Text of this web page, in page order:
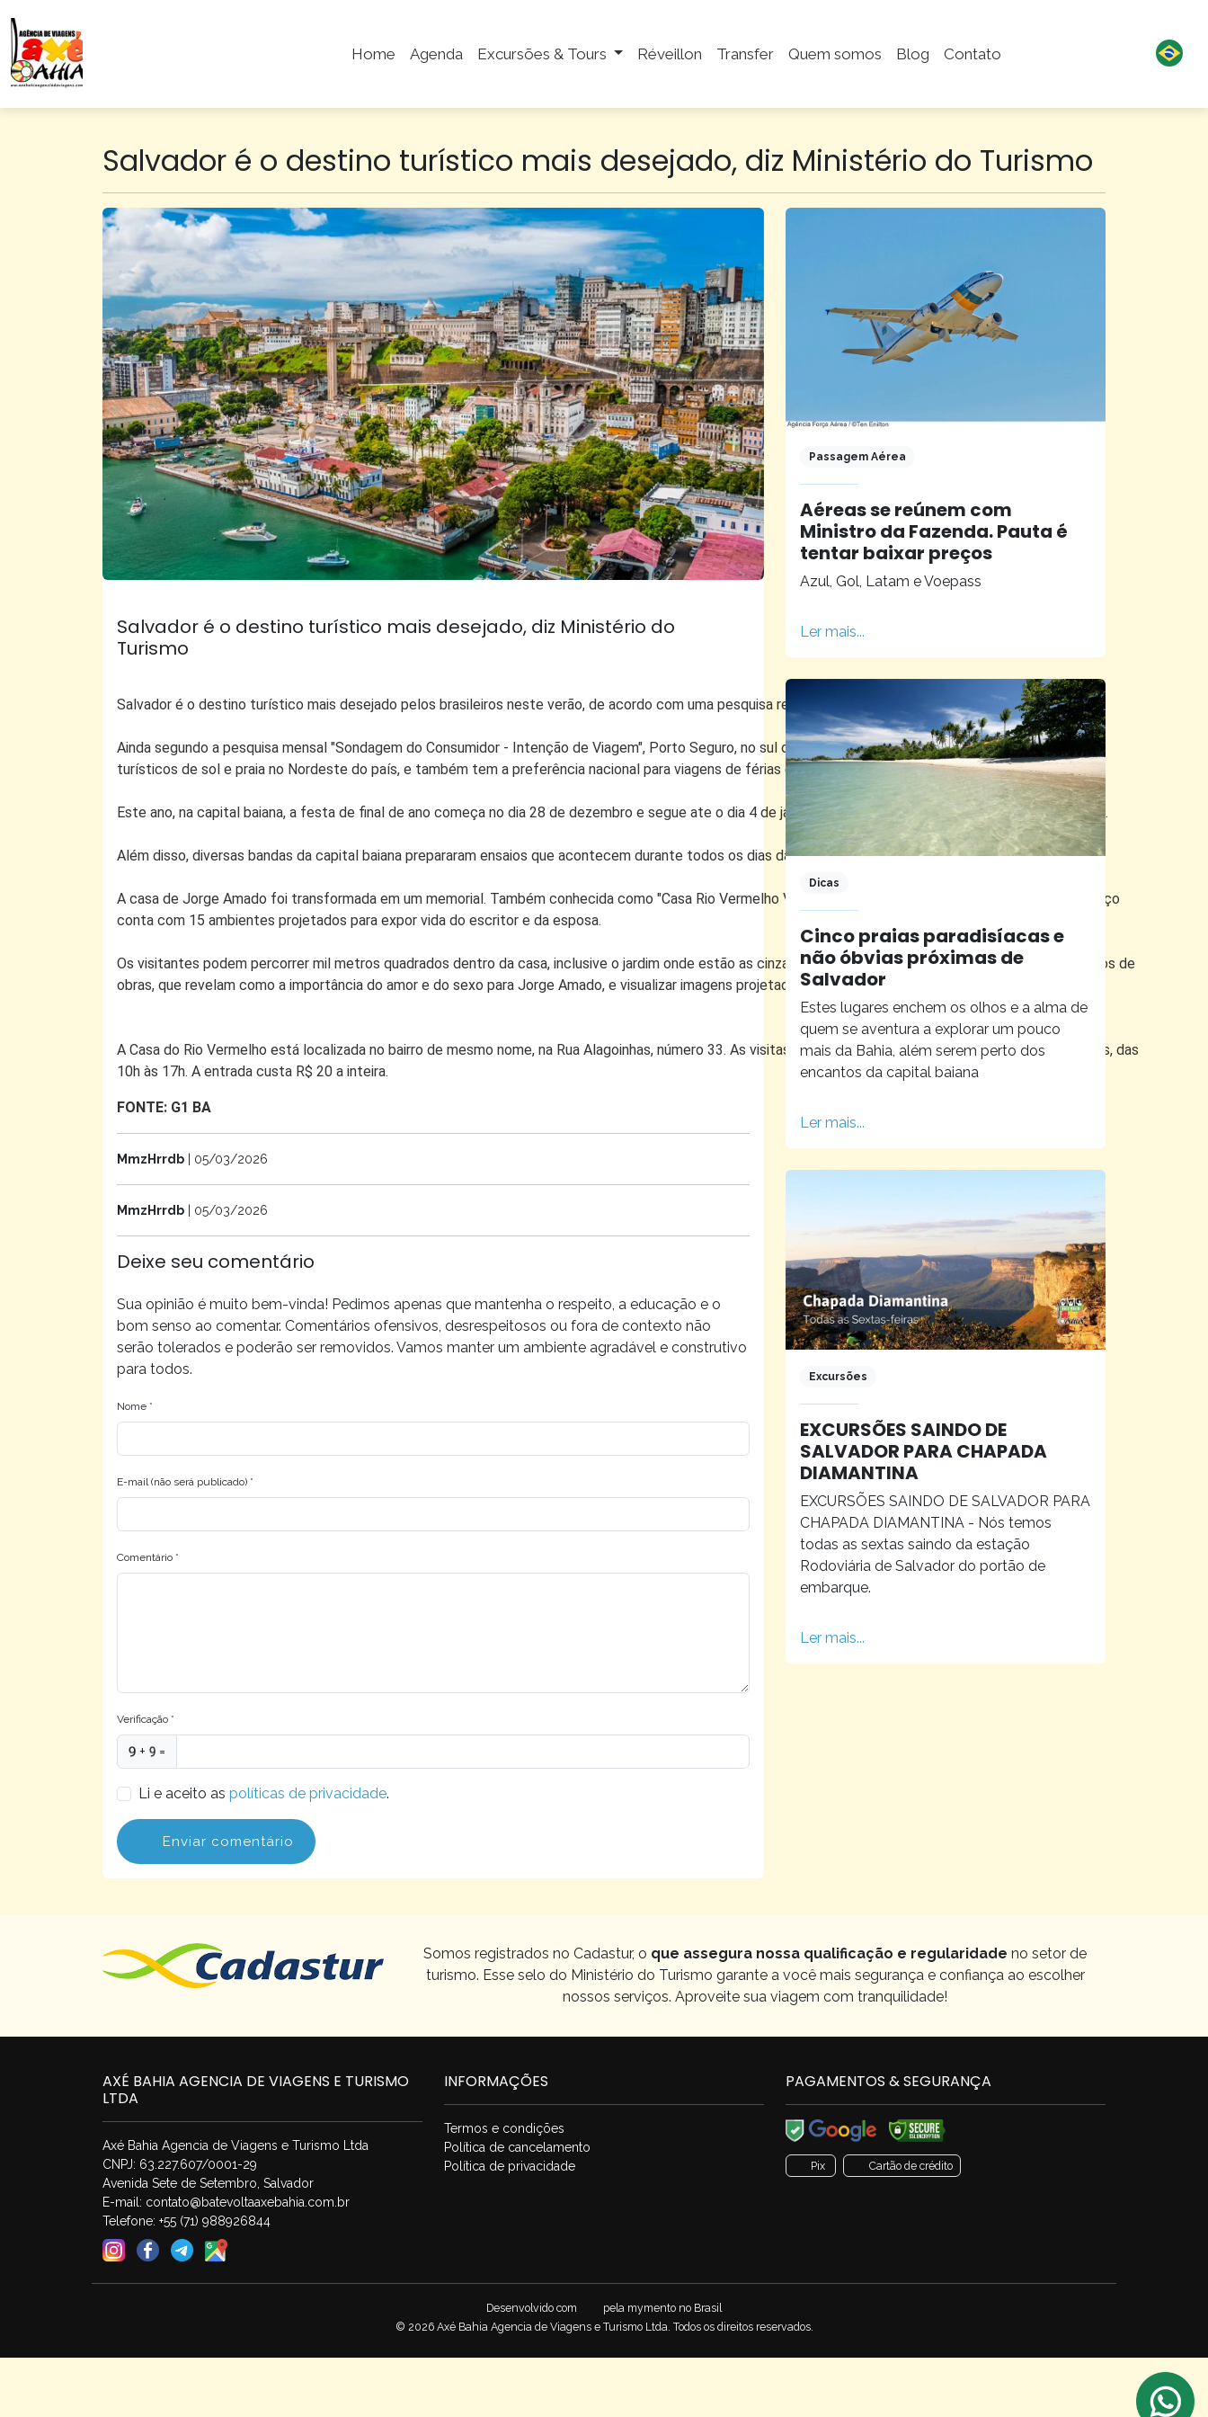
Home Agenda Excursões & Tours Réveillon Transfer Quem somos Blog Contato
Salvador é o destino turístico mais desejado, diz Ministério do Turismo
Salvador é o destino turístico mais desejado, diz Ministério do
Turismo
Salvador é o destino turístico mais desejado pelos brasileiros neste verão, de acordo com uma pesquisa realizada pelo Ministério do Turismo.
Ainda segundo a pesquisa mensal "Sondagem do Consumidor - Intenção de Viagem", Porto Seguro, no sul da Bahia, também está entre os principais destinos
turísticos de sol e praia no Nordeste do país, e também tem a preferência nacional para viagens de férias e final de ano.
Este ano, na capital baiana, a festa de final de ano começa no dia 28 de dezembro e segue ate o dia 4 de janeiro de 2015. Clique aqui e confira a programação.
Além disso, diversas bandas da capital baiana prepararam ensaios que acontecem durante todos os dias da semana em Salvador.
A casa de Jorge Amado foi transformada em um memorial. Também conhecida como "Casa Rio Vermelho Vida e Obra de Jorge Amado e Zélia Gattai", o espaço
conta com 15 ambientes projetados para expor vida do escritor e da esposa.
Os visitantes podem percorrer mil metros quadrados dentro da casa, inclusive o jardim onde estão as cinzas do casal. Podem ainda ,ouvir narrações de trechos de
obras, que revelam como a importância do amor e do sexo para Jorge Amado, e visualizar imagens projetadas nas paredes e na cama do casal.
A Casa do Rio Vermelho está localizada no bairro de mesmo nome, na Rua Alagoinhas, número 33. As visitas podem ser feitas nas sextas, sábados e domingos, das
10h às 17h. A entrada custa R$ 20 a inteira.
FONTE: G1 BA
MmzHrrdb | 05/03/2026
MmzHrrdb | 05/03/2026
Deixe seu comentário
Sua opinião é muito bem-vinda! Pedimos apenas que mantenha o respeito, a educação e o
bom senso ao comentar. Comentários ofensivos, desrespeitosos ou fora de contexto não
serão tolerados e poderão ser removidos. Vamos manter um ambiente agradável e construtivo
para todos.
Nome *
E-mail (não será publicado) *
Comentário *
Verificação *
+ =
Li e aceito as políticas de privacidade.
Enviar comentário
Passagem Aérea
Aéreas se reúnem com
Ministro da Fazenda. Pauta é
tentar baixar preços
Azul, Gol, Latam e Voepass
Ler mais...
Dicas
Cinco praias paradisíacas e
não óbvias próximas de
Salvador
Estes lugares enchem os olhos e a alma de
quem se aventura a explorar um pouco
mais da Bahia, além serem perto dos
encantos da capital baiana
Ler mais...
Excursões
EXCURSÕES SAINDO DE
SALVADOR PARA CHAPADA
DIAMANTINA
EXCURSÕES SAINDO DE SALVADOR PARA
CHAPADA DIAMANTINA - Nós temos
todas as sextas saindo da estação
Rodoviária de Salvador do portão de
embarque.
Ler mais...
Somos registrados no Cadastur, o que assegura nossa qualificação e regularidade no setor de
turismo. Esse selo do Ministério do Turismo garante a você mais segurança e confiança ao escolher
nossos serviços. Aproveite sua viagem com tranquilidade!
AXÉ BAHIA AGENCIA DE VIAGENS E TURISMO
LTDA
Axé Bahia Agencia de Viagens e Turismo Ltda
CNPJ: 63.227.607/0001-29
Avenida Sete de Setembro, Salvador
E-mail: contato@batevoltaaxebahia.com.br
Telefone: +55 (71) 988926844
INFORMAÇÕES
Termos e condições
Política de cancelamento
Política de privacidade
PAGAMENTOS & SEGURANÇA
Pix Cartão de crédito
Desenvolvido com pela mymento no Brasil
© 2026 Axé Bahia Agencia de Viagens e Turismo Ltda. Todos os direitos reservados.